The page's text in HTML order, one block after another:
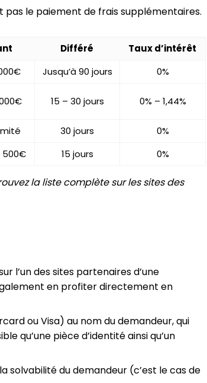
pas le paiement de frais supplémentaires.
Différé
Taux d’intérêt
Jusqu’à 90 jours 0%
15 – 30 jours 0% – 1,44%
30 jours
0%
500€ 15 jours 0%
la liste complète sur les sites des
l’un des sites partenaires d’une
en profiter directement en
ou Visa) au nom du demandeur, qui
qu’une pièce d’identité ainsi qu’un
solvabilité du demandeur (c’est le cas de